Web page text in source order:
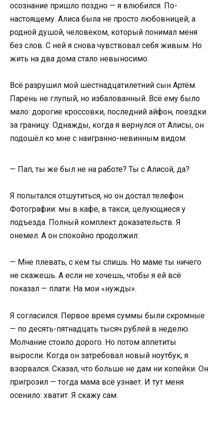
осознание пришло поздно — я влюбился. По-
настоящему. Алиса была не просто любовницей, а
родной душой, человеком, который понимал меня
без слов. С ней я снова чувствовал себя живым. Но
жить на два дома стало невыносимо.
Всё разрушил мой шестнадцатилетний сын Артём.
Парень не глупый, но избалованный. Всё ему было
мало: дорогие кроссовки, последний айфон, поездки
за границу. Однажды, когда я вернулся от Алисы, он
подошёл ко мне с наигранно-невинным видом:
— Пап, ты же был не на работе? Ты с Алисой, да?
Я попытался отшутиться, но он достал телефон.
Фотографии: мы в кафе, в такси, целующиеся у
подъезда. Полный комплект доказательств. Я
онемел. А он спокойно продолжил:
— Мне плевать, с кем ты спишь. Но маме ты ничего
не скажешь. А если не хочешь, чтобы я ей всё
показал — плати. На мои «нужды».
Я согласился. Первое время суммы были скромные
— по десять-пятнадцать тысяч рублей в неделю.
Молчание стоило дорого. Но потом аппетиты
выросли. Когда он затребовал новый ноутбук, я
взорвался. Сказал, что больше не дам ни копейки. Он
пригрозил — тогда мама всё узнает. И тут меня
осенило: хватит. Я скажу сам.